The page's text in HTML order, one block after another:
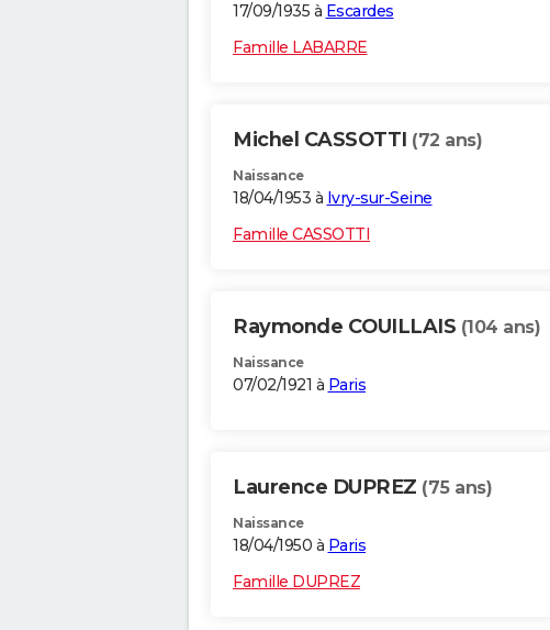
17/09/1935 à Escardes
Famille LABARRE
Michel CASSOTTI (72 ans)
Naissance
18/04/1953 à Ivry-sur-Seine
Famille CASSOTTI
Raymonde COUILLAIS (104 ans)
Naissance
07/02/1921 à Paris
Laurence DUPREZ (75 ans)
Naissance
18/04/1950 à Paris
Famille DUPREZ